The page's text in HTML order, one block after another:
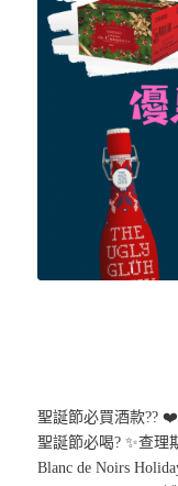
聖誕節必買酒款??
聖誕節必喝? ✨查理
Blanc de Noirs